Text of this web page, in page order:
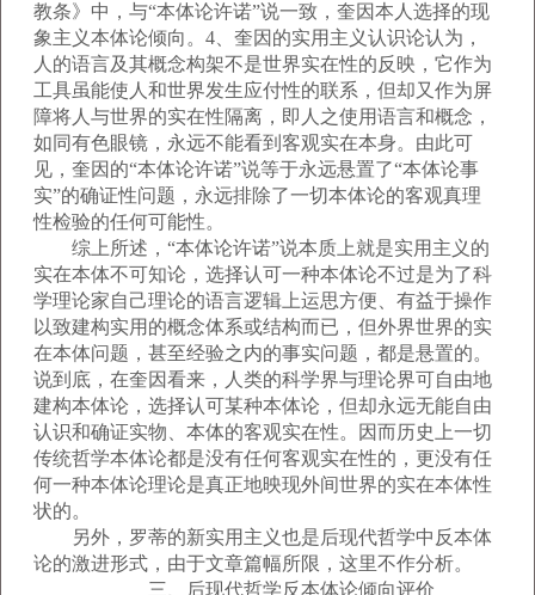
教条》中，与“本体论许诺”说一致，奎因本人选择的现
象主义本体论倾向。4、奎因的实用主义认识论认为，
人的语言及其概念构架不是世界实在性的反映，它作为
工具虽能使人和世界发生应付性的联系，但却又作为屏
障将人与世界的实在性隔离，即人之使用语言和概念，
如同有色眼镜，永远不能看到客观实在本身。由此可
见，奎因的“本体论许诺”说等于永远悬置了“本体论事
实”的确证性问题，永远排除了一切本体论的客观真理
性检验的任何可能性。
综上所述，“本体论许诺”说本质上就是实用主义的
实在本体不可知论，选择认可一种本体论不过是为了科
学理论家自己理论的语言逻辑上运思方便、有益于操作
以致建构实用的概念体系或结构而已，但外界世界的实
在本体问题，甚至经验之内的事实问题，都是悬置的。
说到底，在奎因看来，人类的科学界与理论界可自由地
建构本体论，选择认可某种本体论，但却永远无能自由
认识和确证实物、本体的客观实在性。因而历史上一切
传统哲学本体论都是没有任何客观实在性的，更没有任
何一种本体论理论是真正地映现外间世界的实在本体性
状的。
另外，罗蒂的新实用主义也是后现代哲学中反本体
论的激进形式，由于文章篇幅所限，这里不作分析。
三、后现代哲学反本体论倾向评价